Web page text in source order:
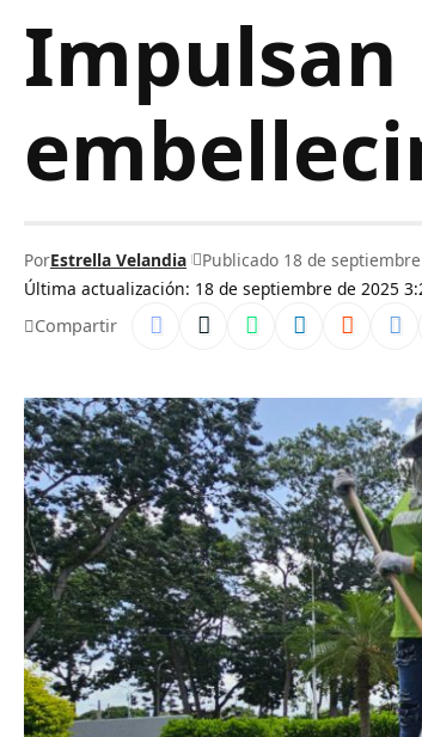
Impulsan
Última actualización: 18 de septiembre de 2025
PorEstrella Velandia Publicado 18 de
Compartir